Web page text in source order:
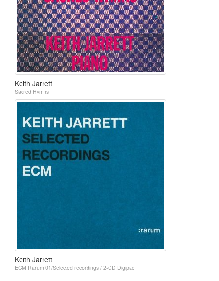
Keith Jarrett
Sacred Hymns
Keith Jarrett
ECM Rarum 01/Selected recordings / 2-CD Digipac